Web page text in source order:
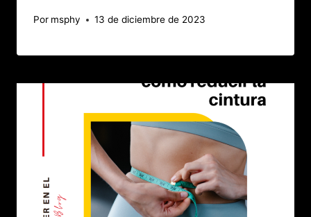
Por msphy 13 de diciembre de 2023